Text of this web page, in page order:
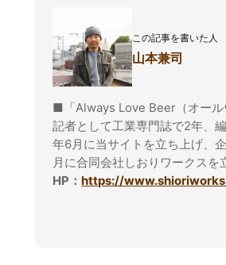
この記事を書いた人
山本兼司
■「Always Love Beer（オール
記者として工業専門誌で2年、
年6月に当サイトを立ち上げ、
月に合同会社しおりワークスを
HP：https://